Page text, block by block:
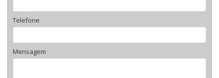
Telefone
Mensagem